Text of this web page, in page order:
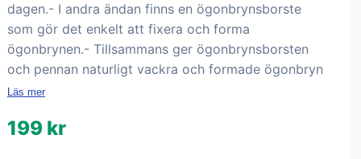
dagen.- I andra ändan finns en ögonbrynsborste
som gör det enkelt att fixera och forma
ögonbrynen.- Tillsammans ger ögonbrynsborsten
och pennan naturligt vackra och formade ögonbryn
Läs mer
199 kr